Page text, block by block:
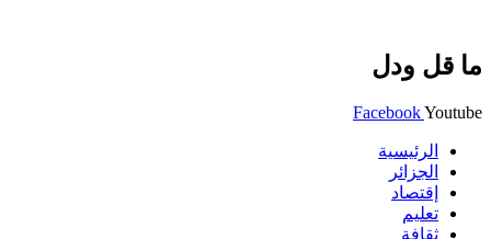
ما قل ودل
FacebookYoutube
الرئيسية
الجزائر
إقتصاد
تعليم
ثقافة